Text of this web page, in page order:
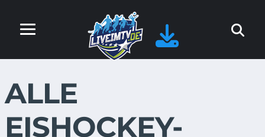
ALLE
EISHOCKEY-